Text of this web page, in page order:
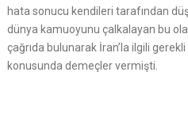
hata sonucu kendileri tarafından
dünya kamuoyunu çalkalayan bu
çağrıda bulunarak İran’la ilgili gerekli
konusunda demeçler vermişti.